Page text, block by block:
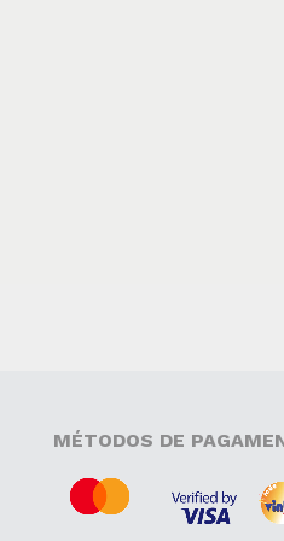
MÉTODOS DE